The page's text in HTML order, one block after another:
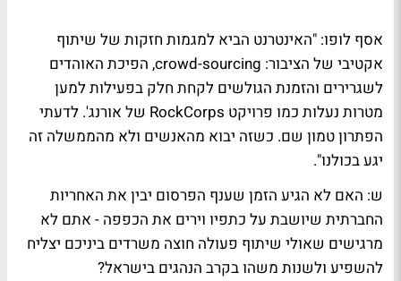
אסף לופו: "האינטרנט הביא למגמות חזקות של שיתוף
אקטיבי של הציבור: crowd-sourcing, הפיכת האוהדים
לשגרירים והזמנת הגולשים לקחת חלק בפעילות למען
מטרות נעלות כמו פרויקט RockCorps של אורנג'. לדעתי
הפתרון טמון שם. כשזה יבוא מהאנשים ולא מהממשלה זה
יגע בכולנו".
ש: האם לא הגיע הזמן שענף הפרסום יבין את האחריות
החברתית שיושבת על כתפיו וירים את הכפפה - אתם לא
מרגישים שאולי שיתוף פעולה חוצה משרדים ביניכם יצליח
להשפיע ולשנות משהו בקרב הנהגים בישראל?